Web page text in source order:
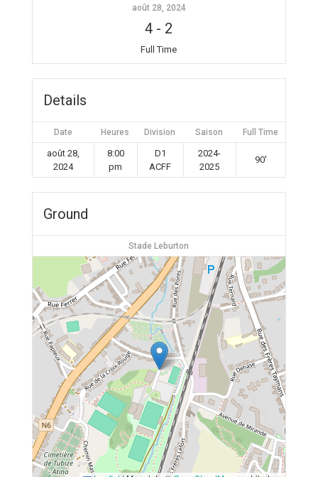
août 28, 2024
4 - 2
Full Time
Details
Date Heures Division Saison Full Time
août 28,
2024
8:00
pm
D1
ACFF
2024-
2025
90'
Ground
Stade Leburton